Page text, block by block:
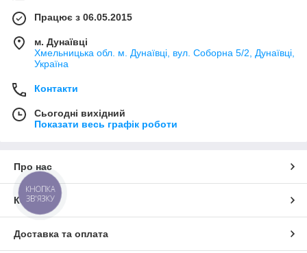
Працює з 06.05.2015
м. Дунаївці
Хмельницька обл. м. Дунаївці, вул. Соборна 5/2, Дунаївці,
Україна
Контакти
Сьогодні вихідний
Показати весь графік роботи
Про нас
Контакти
Доставка та оплата
КНОПКА
ЗВ'ЯЗКУ